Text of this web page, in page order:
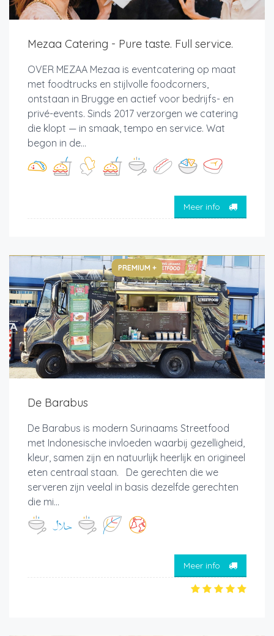
Mezaa Catering - Pure taste. Full service.
OVER MEZAA Mezaa is eventcatering op maat
met foodtrucks en stijlvolle foodcorners,
ontstaan in Brugge en actief voor bedrijfs- en
privé-events. Sinds 2017 verzorgen we catering
die klopt — in smaak, tempo en service. Wat
begon in de...
Meer info
PREMIUM +
De Barabus
De Barabus is modern Surinaams Streetfood
met Indonesische invloeden waarbij gezelligheid,
kleur, samen zijn en natuurlijk heerlijk en origineel
eten centraal staan. De gerechten die we
serveren zijn veelal in basis dezelfde gerechten
die mi...
Meer info